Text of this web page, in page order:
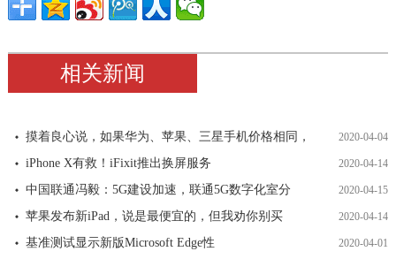
相关新闻
摸着良心说，如果华为、苹果、三星手机价格相同， 2020-04-04
iPhone X有救！iFixit推出换屏服务 2020-04-14
中国联通冯毅：5G建设加速，联通5G数字化室分 2020-04-15
苹果发布新iPad，说是最便宜的，但我劝你别买 2020-04-14
基准测试显示新版Microsoft Edge性 2020-04-01